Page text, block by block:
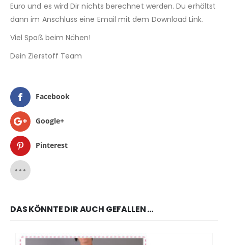
Euro und es wird Dir nichts berechnet werden. Du erhältst
dann im Anschluss eine Email mit dem Download Link.
Viel Spaß beim Nähen!
Dein Zierstoff Team
Facebook
Google+
Pinterest
DAS KÖNNTE DIR AUCH GEFALLEN …